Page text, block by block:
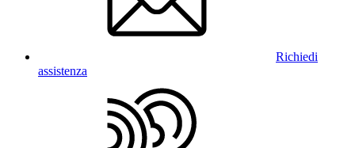
Richiedi
assistenza